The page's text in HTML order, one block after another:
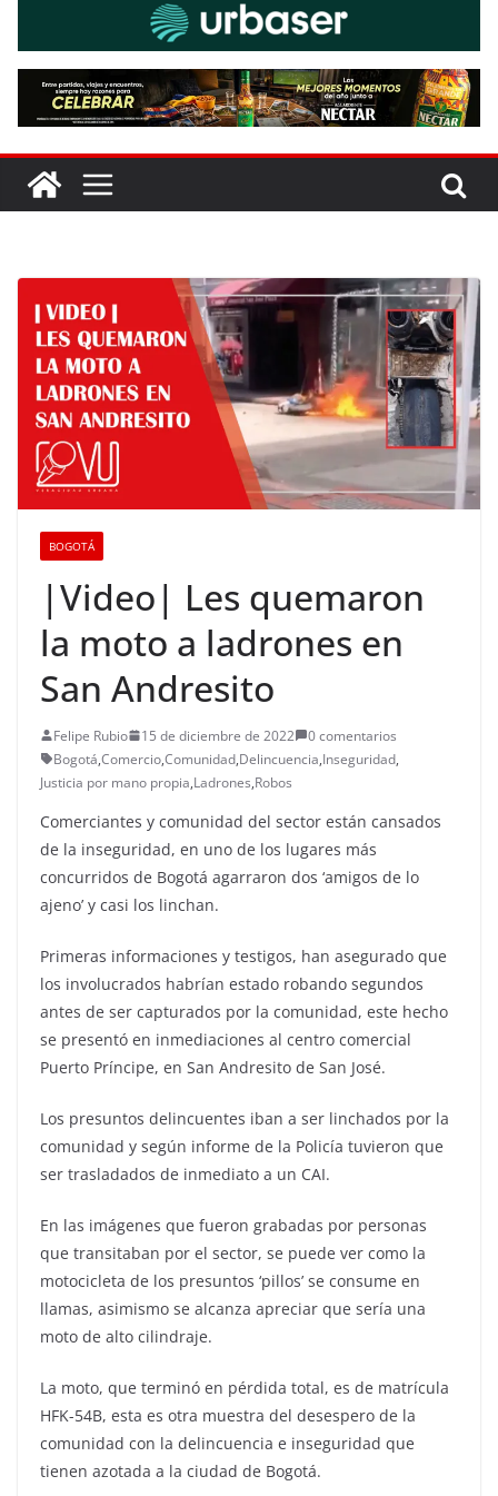
BOGOTÁ
|Video| Les quemaron
la moto a ladrones en
San Andresito
Felipe Rubio 15 de diciembre de 2022
0 comentarios
Bogotá,Comercio,Comunidad,Delincuencia,Inseguridad,
Justicia por mano propia,Ladrones,Robos
Comerciantes y comunidad del sector están cansados
de la inseguridad, en uno de los lugares más
concurridos de Bogotá agarraron dos ‘amigos de lo
ajeno’ y casi los linchan.
Primeras informaciones y testigos, han asegurado que
los involucrados habrían estado robando segundos
antes de ser capturados por la comunidad, este hecho
se presentó en inmediaciones al centro comercial
Puerto Príncipe, en San Andresito de San José.
Los presuntos delincuentes iban a ser linchados por la
comunidad y según informe de la Policía tuvieron que
ser trasladados de inmediato a un CAI.
En las imágenes que fueron grabadas por personas
que transitaban por el sector, se puede ver como la
motocicleta de los presuntos ‘pillos’ se consume en
llamas, asimismo se alcanza apreciar que sería una
moto de alto cilindraje.
La moto, que terminó en pérdida total, es de matrícula
HFK-54B, esta es otra muestra del desespero de la
comunidad con la delincuencia e inseguridad que
tienen azotada a la ciudad de Bogotá.